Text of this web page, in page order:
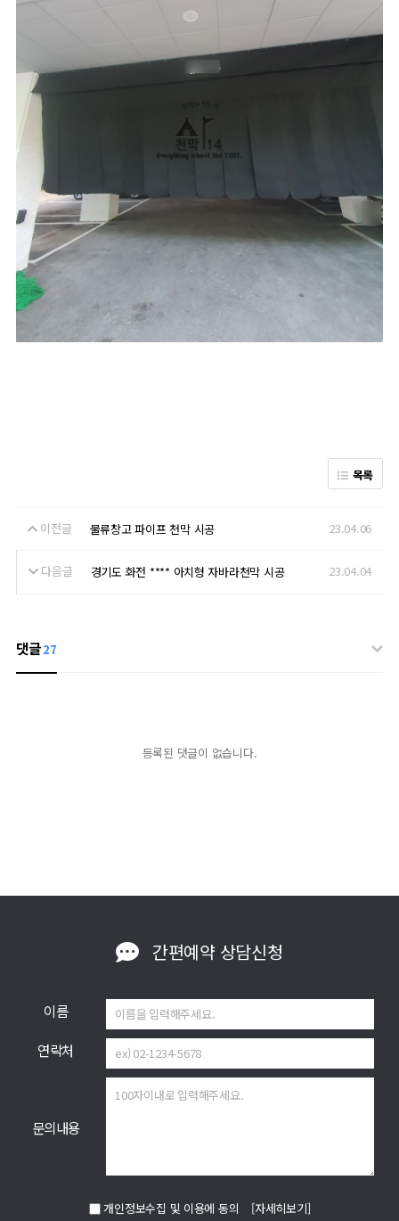
목록
이전글 물류창고 파이프 천막 시공 23.04.06
다음글 경기도 화전 **** 아치형 자바라천막 시공 23.04.04
댓글27
등록된 댓글이 없습니다.
간편예약상담신청
이름
연락처
문의내용
개인정보수집 및 이용에 동의 [자세히보기]